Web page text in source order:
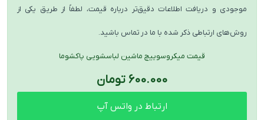
موجودی و دریافت اطلاعات دقیق‌تر درباره قیمت، لطفاً از طریق یکی از
روش‌های ارتباطی ذکر شده با ما در تماس باشید.
قیمت میکروسوییچ ماشین لباسشویی پاکشوما
600.000 تومان
ارتباط در واتس آپ